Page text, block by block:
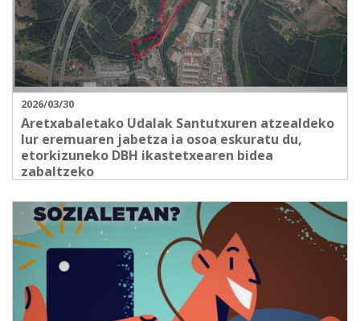
2026/03/30
Aretxabaletako Udalak Santutxuren atzealdeko
lur eremuaren jabetza ia osoa eskuratu du,
etorkizuneko DBH ikastetxearen bidea
zabaltzeko